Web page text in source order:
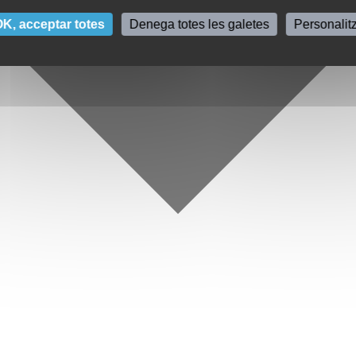
acceptar totes Denega totes les galetes